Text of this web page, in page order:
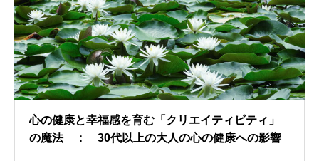
心の健康と幸福感を育む「クリエイティビティ」
の魔法 ： 30代以上の大人の心の健康への影響